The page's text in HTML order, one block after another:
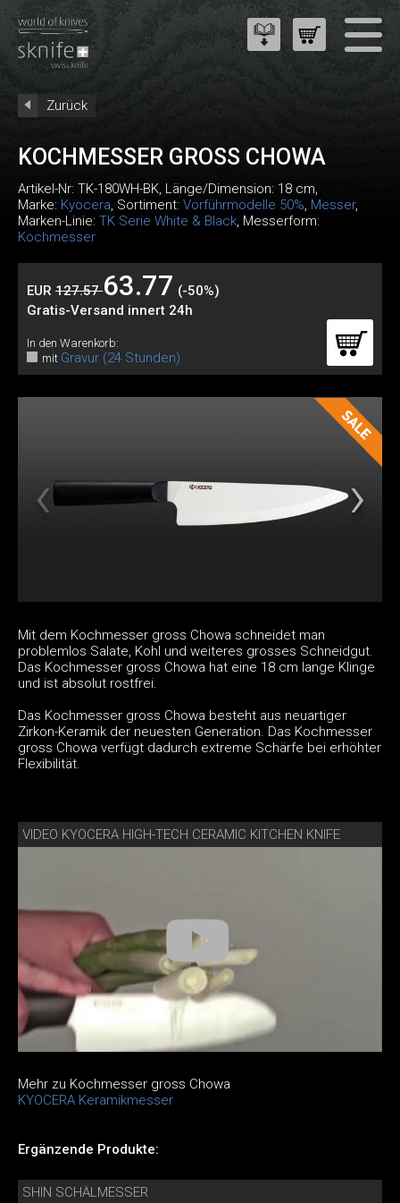
Zurück
KOCHMESSER GROSS CHOWA
Artikel-Nr: TK-180WH-BK, Länge/Dimension: 18 cm,
Marke: Kyocera, Sortiment: Vorführmodelle 50%, Messer,
Marken-Linie: TK Serie White & Black, Messerform:
Kochmesser
EUR 127.5763.77 (-50%)
Gratis-Versand innert 24h
In den Warenkorb:
mit Gravur (24 Stunden)
Mit dem Kochmesser gross Chowa schneidet man
problemlos Salate, Kohl und weiteres grosses Schneidgut.
Das Kochmesser gross Chowa hat eine 18 cm lange Klinge
und ist absolut rostfrei.
Das Kochmesser gross Chowa besteht aus neuartiger
Zirkon-Keramik der neuesten Generation. Das Kochmesser
gross Chowa verfügt dadurch extreme Schärfe bei erhöhter
Flexibilität.
VIDEO KYOCERA HIGH-TECH CERAMIC KITCHEN KNIFE
Mehr zu Kochmesser gross Chowa
KYOCERA Keramikmesser
Ergänzende Produkte:
SHIN SCHÄLMESSER